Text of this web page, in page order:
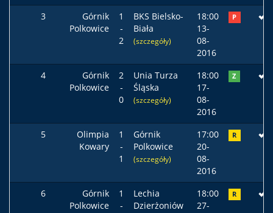
3
Górnik
Polkowice
1
-
2
BKS Bielsko-
Biała
(szczegóły)
18:00
13-
08-
2016
P
4
Górnik
Polkowice
2
-
0
Unia Turza
Śląska
(szczegóły)
18:00
17-
08-
2016
Z
5
Olimpia
Kowary
1
-
1
Górnik
Polkowice
(szczegóły)
17:00
20-
08-
2016
R
6
Górnik
Polkowice
1
-
Lechia
Dzierżoniów
18:00
27-
R